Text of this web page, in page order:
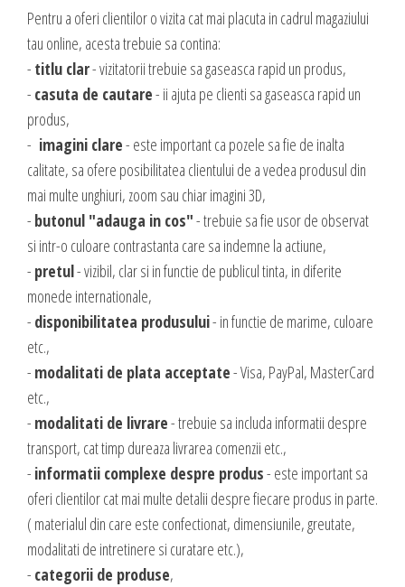
viziunea ta, putem sa dezvoltam, sa sugeram imbunatatiri, sa
propunem detalii care probabil ti-au scapat, sa cream un plus de
valoare produselor sau serviciilor cu care vii in fata clientilor tai.
CONTACT
Dow Media - Timisoara
Strada. Johann Heinrich Pestalozzi, Nr. 3-5
Romania, Timisoara
Dow Media Consulting - Bucuresti
Spl. Independentei, Nr. 273
Bucuresti, Sector 6
021 310 72 37
Administrare server
INTERNET MARKETING
Servicii SEO
Publicitate Online
Administrare campanii Google AdWords
Redactare articole
Clipuri video promovare
E-mail marketing
Realizare / Administrare pagina Facebook
Servicii Copywriting
Servicii PR
Campanii integrate
Corporate blogging
DESIGN & PRINTING
Identitate vizuala, imagine
Grafica publicitara
Grafica pentru print
Pentru a oferi clientilor o vizita cat mai placuta in cadrul magaziului
tau online, acesta trebuie sa contina:
- titlu clar- vizitatorii trebuie sa gaseasca rapid un produs,
- casuta de cautare- ii ajuta pe clienti sa gaseasca rapid un
produs,
- imagini clare- este important ca pozele sa fie de inalta
calitate, sa ofere posibilitatea clientului de a vedea produsul din
mai multe unghiuri, zoom sau chiar imagini 3D,
- butonul "adauga in cos"- trebuie sa fie usor de observat
si intr-o culoare contrastanta care sa indemne la actiune,
- pretul- vizibil, clar si in functie de publicul tinta, in diferite
monede internationale,
- disponibilitatea produsului- in functie de marime, culoare
etc.,
- modalitati de plata acceptate- Visa, PayPal, MasterCard
etc.,
- modalitati de livrare- trebuie sa includa informatii despre
transport, cat timp dureaza livrarea comenzii etc.,
- informatii complexe despre produs- este important sa
oferi clientilor cat mai multe detalii despre fiecare produs in parte.
( materialul din care este confectionat, dimensiunile, greutate,
modalitati de intretinere si curatare etc.),
- categorii de produse,